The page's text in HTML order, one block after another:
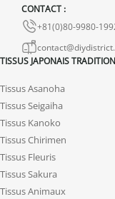
solution rapide et
CONTACT :
+81(0)80-9980-
TISSUS JAPONAIS
Tissus Asanoha
Tissus Seigaiha
Tissus Kanoko
Tissus Chirimen
Tissus Fleuris
Tissus Sakura
Tissus Animaux